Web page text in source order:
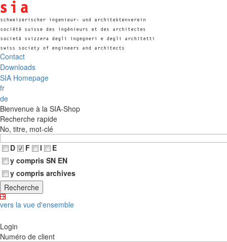
Contact
Downloads
SIA Homepage
fr
de
Bienvenue à la SIA-Shop
Recherche rapide
No, titre, mot-clé
D
F I
E
y compris SN EN
y compris archives
vers la vue d'ensemble
Login
Numéro de client